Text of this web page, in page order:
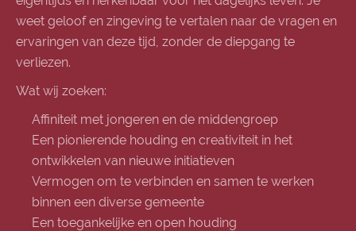
weet geloof en zingeving te vertalen naar de vragen en
ervaringen van deze tijd, zonder de diepgang te
verliezen.
Wat wij zoeken:
Affiniteit met jongeren en de middengroep
Een pionierende houding en creativiteit in het
ontwikkelen van nieuwe initiatieven
Vermogen om te verbinden en samen te werken
binnen een diverse gemeente
Een toegankelijke en open houding